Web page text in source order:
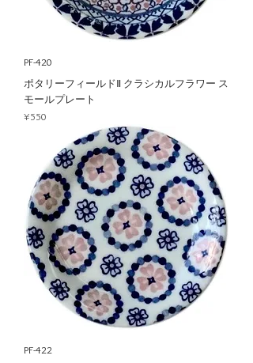
PF-420
ポタリーフィールドⅡ クラシカルフラワー ス
モールプレート
Price
¥550
PF-422